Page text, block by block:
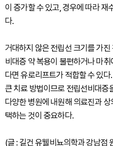
이 증가할 수 있고, 경우에 따라 재
다.
거대하지 않은 전립선 크기를 가
비대증 약 복용이 불편하거나 마
다면 유로리프트가 적합할 수 있
큰 치료 방법이므로 전립선비대증
다양한 병원에 내원해 의료진과
택하는 것이 중요하다.
(글 : 길건 유웰비뇨의학과 강남점